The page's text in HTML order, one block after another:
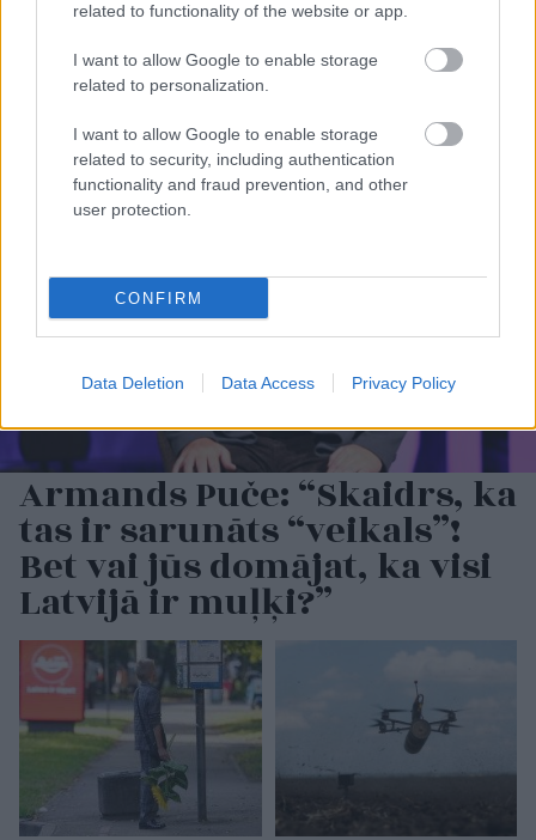
related to functionality of the website or app.
I want to allow Google to enable storage
related to personalization.
I want to allow Google to enable storage
related to security, including authentication
functionality and fraud prevention, and other
user protection.
CONFIRM
Data Deletion Data Access Privacy Policy
Armands Puče: “Skaidrs, ka
tas ir sarunāts “veikals”!
Bet vai jūs domājat, ka visi
Latvijā ir muļķi?”